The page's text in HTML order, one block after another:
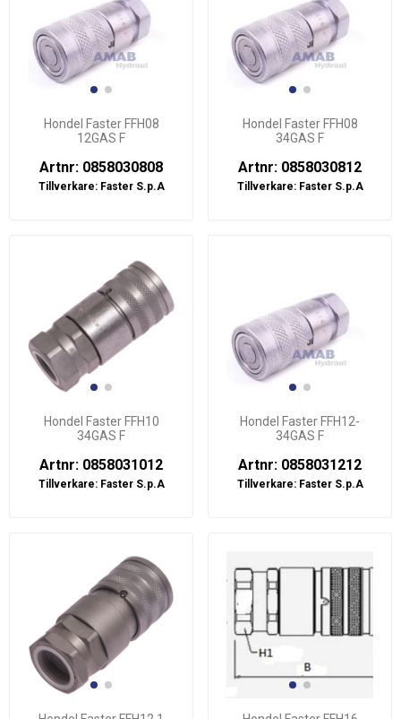
Hondel Faster FFH08
12GAS F
Artnr: 0858030808
Tillverkare: Faster S.p.A
Hondel Faster FFH08
34GAS F
Artnr: 0858030812
Tillverkare: Faster S.p.A
Hondel Faster FFH10
34GAS F
Artnr: 0858031012
Tillverkare: Faster S.p.A
Hondel Faster FFH12-
34GAS F
Artnr: 0858031212
Tillverkare: Faster S.p.A